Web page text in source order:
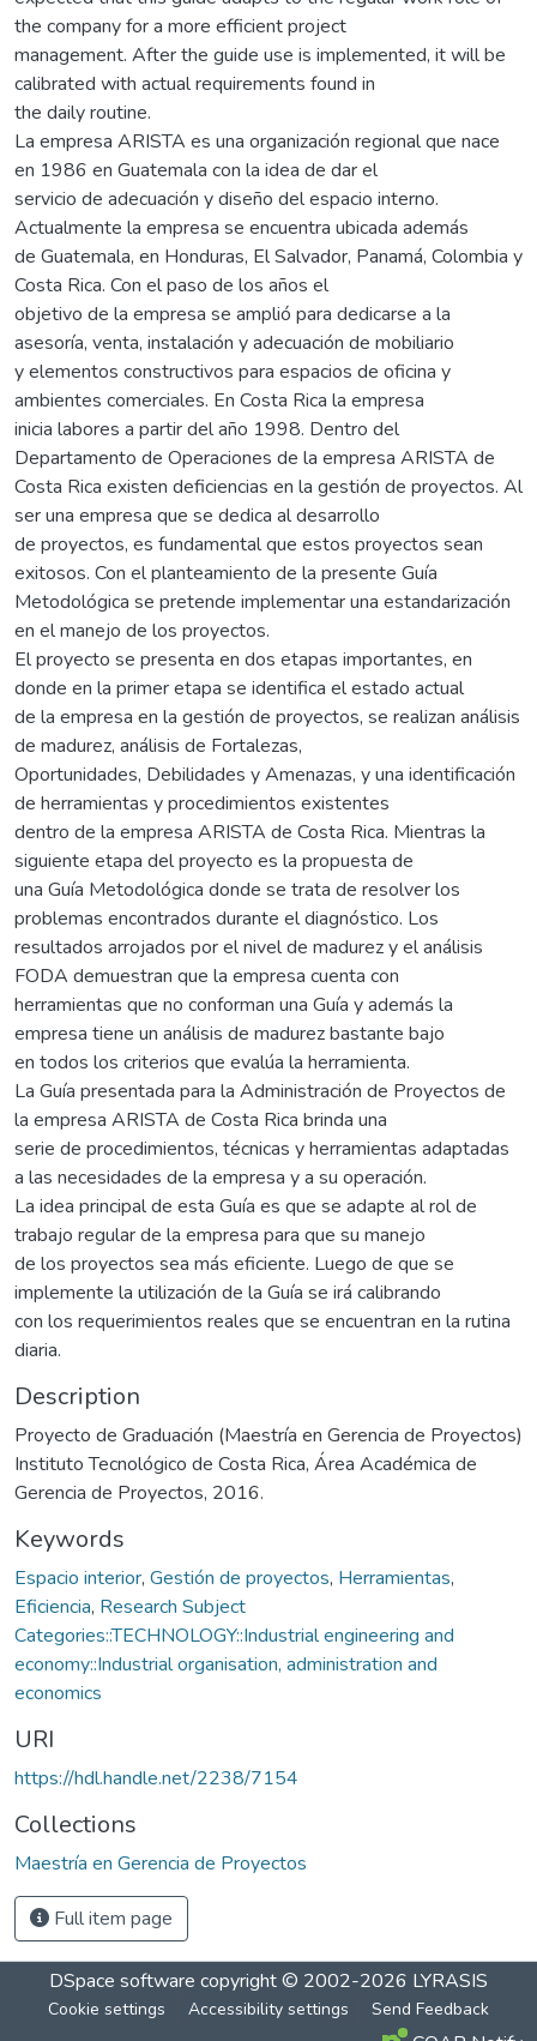
the company for a more efficient project
management. After the guide use is implemented, it will be
calibrated with actual requirements found in
the daily routine.
La empresa ARISTA es una organización regional que nace
en 1986 en Guatemala con la idea de dar el
servicio de adecuación y diseño del espacio interno.
Actualmente la empresa se encuentra ubicada además
de Guatemala, en Honduras, El Salvador, Panamá, Colombia y
Costa Rica. Con el paso de los años el
objetivo de la empresa se amplió para dedicarse a la
asesoría, venta, instalación y adecuación de mobiliario
y elementos constructivos para espacios de oficina y
ambientes comerciales. En Costa Rica la empresa
inicia labores a partir del año 1998. Dentro del
Departamento de Operaciones de la empresa ARISTA de
Costa Rica existen deficiencias en la gestión de proyectos. Al
ser una empresa que se dedica al desarrollo
de proyectos, es fundamental que estos proyectos sean
exitosos. Con el planteamiento de la presente Guía
Metodológica se pretende implementar una estandarización
en el manejo de los proyectos.
El proyecto se presenta en dos etapas importantes, en
donde en la primer etapa se identifica el estado actual
de la empresa en la gestión de proyectos, se realizan análisis
de madurez, análisis de Fortalezas,
Oportunidades, Debilidades y Amenazas, y una identificación
de herramientas y procedimientos existentes
dentro de la empresa ARISTA de Costa Rica. Mientras la
siguiente etapa del proyecto es la propuesta de
una Guía Metodológica donde se trata de resolver los
problemas encontrados durante el diagnóstico. Los
resultados arrojados por el nivel de madurez y el análisis
FODA demuestran que la empresa cuenta con
herramientas que no conforman una Guía y además la
empresa tiene un análisis de madurez bastante bajo
en todos los criterios que evalúa la herramienta.
La Guía presentada para la Administración de Proyectos de
la empresa ARISTA de Costa Rica brinda una
serie de procedimientos, técnicas y herramientas adaptadas
a las necesidades de la empresa y a su operación.
La idea principal de esta Guía es que se adapte al rol de
trabajo regular de la empresa para que su manejo
de los proyectos sea más eficiente. Luego de que se
implemente la utilización de la Guía se irá calibrando
con los requerimientos reales que se encuentran en la rutina
diaria.
Description
Proyecto de Graduación (Maestría en Gerencia de Proyectos)
Instituto Tecnológico de Costa Rica, Área Académica de
Gerencia de Proyectos, 2016.
Keywords
Espacio interior, Gestión de proyectos, Herramientas,
Eficiencia, Research Subject
Categories::TECHNOLOGY::Industrial engineering and
economy::Industrial organisation, administration and
economics
URI
https://hdl.handle.net/2238/7154
Collections
Maestría en Gerencia de Proyectos
Full item page
DSpace software copyright © 2002-2026 LYRASIS
Cookie settings Accessibility settings Send Feedback